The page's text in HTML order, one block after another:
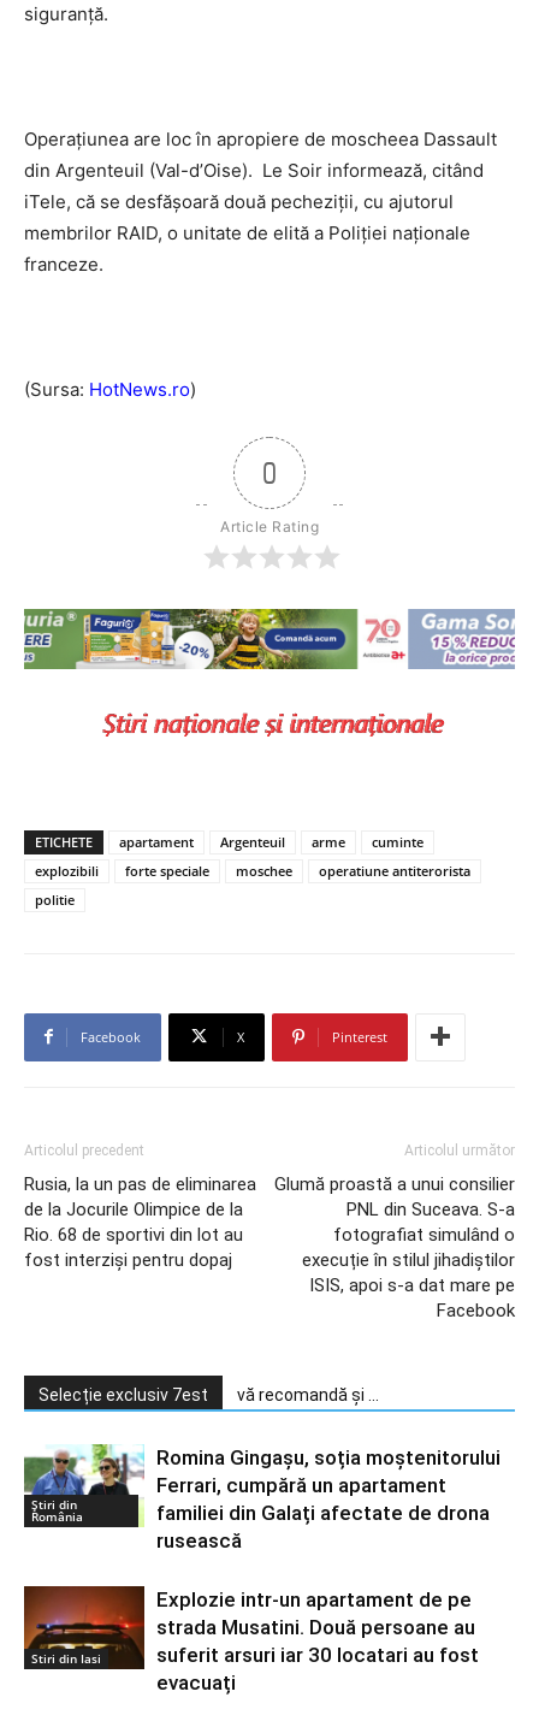
siguranță.
Operațiunea are loc în apropiere de moscheea Dassault
din Argenteuil (Val-d’Oise). Le Soir informează, citând
iTele, că se desfășoară două pecheziții, cu ajutorul
membrilor RAID, o unitate de elită a Poliției naționale
franceze.
(Sursa: HotNews.ro)
0
Article Rating
ETICHETE apartament Argenteuil arme
cuminte
explozibili
forte speciale moschee
operatiune antiterorista
politie
Facebook X Pinterest
Articolul precedent
Rusia, la un pas de eliminarea
de la Jocurile Olimpice de la
Rio. 68 de sportivi din lot au
fost interziși pentru dopaj
Articolul următor
Glumă proastă a unui consilier
PNL din Suceava. S-a
fotografiat simulând o
execuție în stilul jihadiștilor
ISIS, apoi s-a dat mare pe
Facebook
Selecție exclusiv 7est vă recomandă și ...
Știri din
România
Romina Gingașu, soția moștenitorului
Ferrari, cumpără un apartament
familiei din Galați afectate de drona
rusească
Stiri din Iasi
Explozie intr-un apartament de pe
strada Musatini. Două persoane au
suferit arsuri iar 30 locatari au fost
evacuați